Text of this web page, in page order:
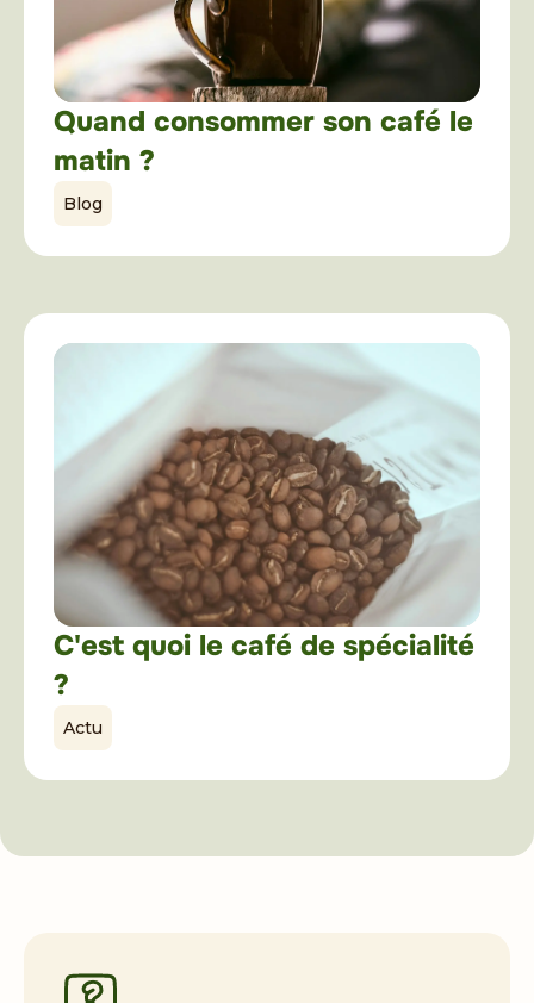
Quand consommer son café le
matin ?
Blog
C'est quoi le café de spécialité
?
Actu